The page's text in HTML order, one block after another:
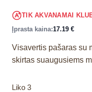
TIK AKVANAMAI
Įprasta kaina:17.19 €
Visavertis pašaras su
skirtas suaugusiems
Liko 3